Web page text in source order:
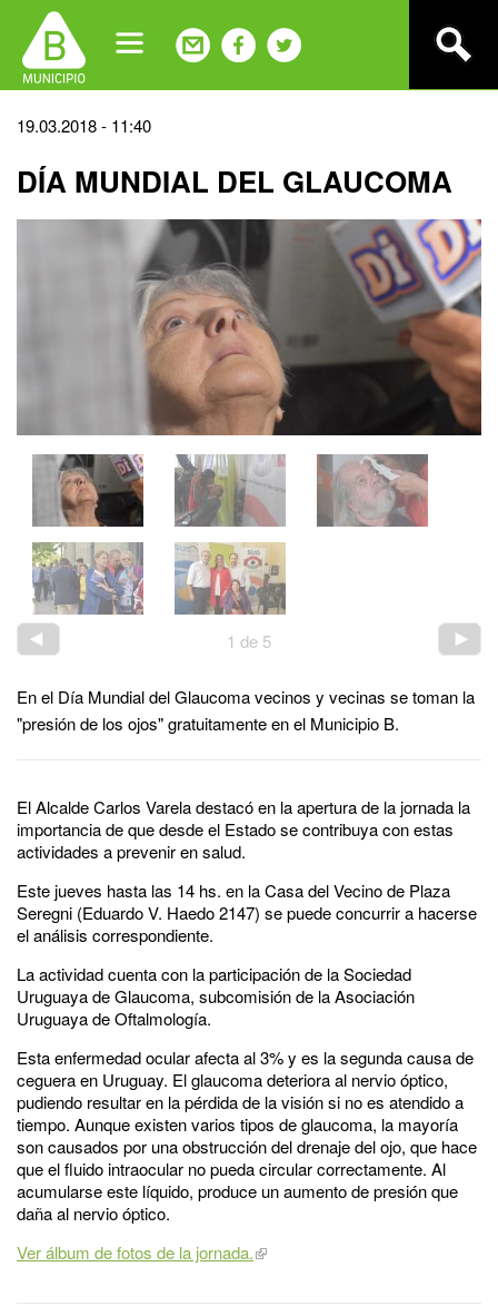
navigation
Back
top
19.03.2018 - 11:40
DÍA MUNDIAL DEL GLAUCOMA
1 de 5
En el Día Mundial del Glaucoma vecinos y vecinas se toman la
"presión de los ojos" gratuitamente en el Municipio B.
El Alcalde Carlos Varela destacó en la apertura de la jornada la
importancia de que desde el Estado se contribuya con estas
actividades a prevenir en salud.
Este jueves hasta las 14 hs. en la Casa del Vecino de Plaza
Seregni (Eduardo V. Haedo 2147) se puede concurrir a hacerse
el análisis correspondiente.
La actividad cuenta con la participación de la Sociedad
Uruguaya de Glaucoma, subcomisión de la Asociación
Uruguaya de Oftalmología.
Esta enfermedad ocular afecta al 3% y es la segunda causa de
ceguera en Uruguay. El glaucoma deteriora al nervio óptico,
pudiendo resultar en la pérdida de la visión si no es atendido a
tiempo. Aunque existen varios tipos de glaucoma, la mayoría
son causados por una obstrucción del drenaje del ojo, que hace
que el fluido intraocular no pueda circular correctamente. Al
acumularse este líquido, produce un aumento de presión que
daña al nervio óptico.
Ver álbum de fotos de la jornada.